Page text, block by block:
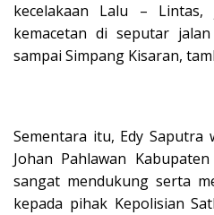
kecelakaan Lalu –
kemacetan di seputar
sampai Simpang Kisaran,
Sementara itu, Edy Saputra
Johan Pahlawan
sangat mendukung serta
kepada pihak Kepolisian